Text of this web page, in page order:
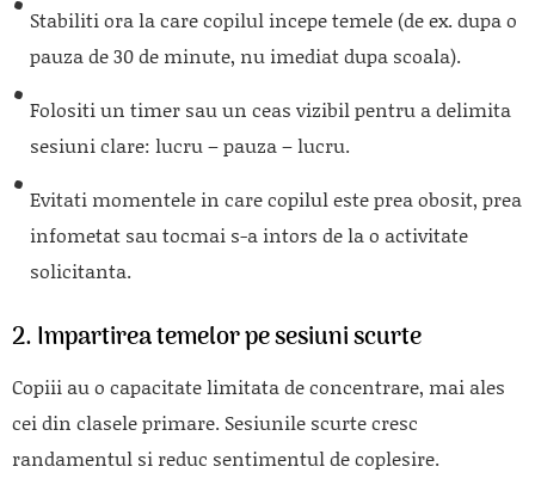
Stabiliti ora la care copilul incepe temele (de ex. dupa o
pauza de 30 de minute, nu imediat dupa scoala).
Folositi un timer sau un ceas vizibil pentru a delimita
sesiuni clare: lucru – pauza – lucru.
Evitati momentele in care copilul este prea obosit, prea
infometat sau tocmai s-a intors de la o activitate
solicitanta.
2. Impartirea temelor pe sesiuni scurte
Copiii au o capacitate limitata de concentrare, mai ales
cei din clasele primare. Sesiunile scurte cresc
randamentul si reduc sentimentul de coplesire.